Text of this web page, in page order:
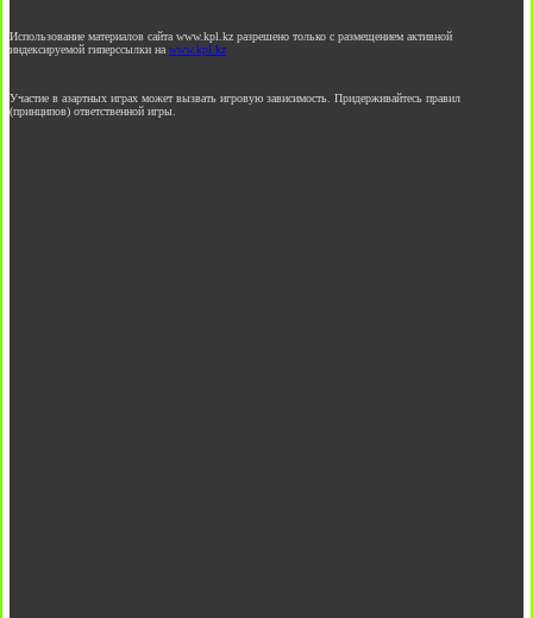
Использование материалов сайта www.kpl.kz разрешено только с размещением активной
индексируемой гиперссылки на www.kpl.kz
Участие в азартных играх может вызвать игровую зависимость. Придерживайтесь правил
(принципов) ответственной игры.